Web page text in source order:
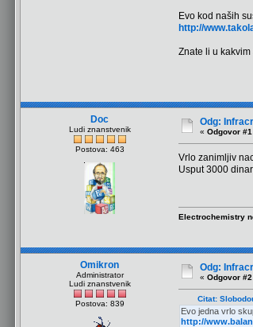
Evo kod naših
http://
Znate li u
Doc
Ludi znanstvenik
Postova: 463
Odg:
« Odgovor
Vrlo zanimljiv
Usput 3000
Electrochemistry
Omikron
Administrator
Ludi znanstvenik
Postova: 839
Odg:
« Odgovor
Citat:
Evo jedna vrlo
http://